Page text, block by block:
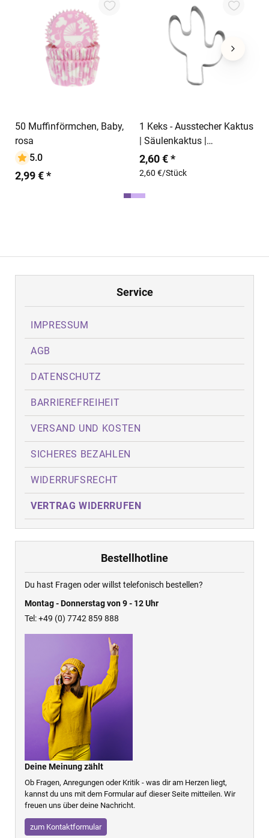
50 Muffinförmchen, Baby,
rosa
5.0
2,99 € *
1 Keks - Ausstecher Kaktus
| Säulenkaktus |
Wüstenkaktus
2,60 € *
2,60 €/Stück
Service
IMPRESSUM
AGB
DATENSCHUTZ
BARRIEREFREIHEIT
VERSAND UND KOSTEN
SICHERES BEZAHLEN
WIDERRUFSRECHT
VERTRAG WIDERRUFEN
Bestellhotline
Du hast Fragen oder willst telefonisch bestellen?
Montag - Donnerstag von 9 - 12 Uhr
Tel: +49 (0) 7742 859 888
Deine Meinung zählt
Ob Fragen, Anregungen oder Kritik - was dir am Herzen liegt,
kannst du uns mit dem Formular auf dieser Seite mitteilen. Wir
freuen uns über deine Nachricht.
zum Kontaktformular